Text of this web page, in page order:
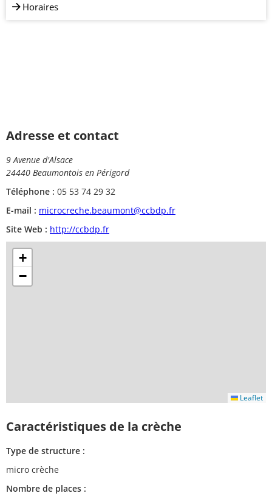
Horaires
Adresse et contact
9 Avenue d'Alsace
24440 Beaumontois en Périgord
Téléphone : 05 53 74 29 32
E-mail : microcreche.beaumont@ccbdp.fr
Site Web : http://ccbdp.fr
+
−
Leaflet
Caractéristiques de la crèche
Type de structure :
micro crèche
Nombre de places :